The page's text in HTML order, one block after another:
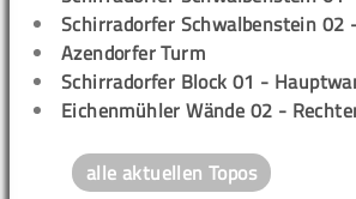
Schirradorfer Schwalbenstein 02
Azendorfer Turm
Schirradorfer Block 01 -
Eichenmühler Wände 02 -
alle aktuellen Topos